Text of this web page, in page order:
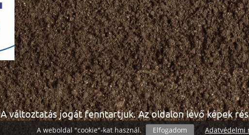
A weboldal "cookie"-kat használ. Elfogadom Adatvédelmi
A változtatás jogát fenntartjuk. Az oldalon lévő képek